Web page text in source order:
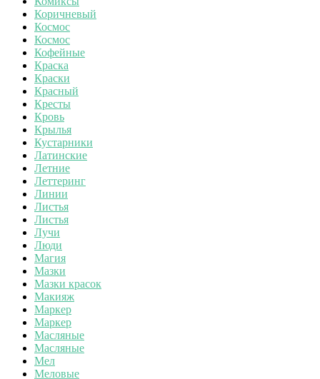
Коричневый
Космос
Космос
Кофейные
Краска
Краски
Красный
Кресты
Кровь
Крылья
Кустарники
Латинские
Летние
Леттеринг
Линии
Листья
Листья
Лучи
Люди
Магия
Мазки
Мазки красок
Макияж
Маркер
Маркер
Масляные
Масляные
Мел
Меловые